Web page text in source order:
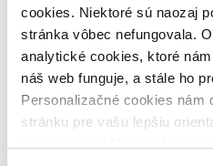
cookies. Niektoré sú naozaj
stránka vôbec nefungovala.
analytické cookies, ktoré
náš web funguje, a stále ho
Personalizačné cookies nám
stránku pre vašu lepšiu
Nové / čítané
nová (0 titulov)
čítaná (0 titulov)čítaná
čítaná - výborný stav (0
čítaná - mierne
opotrebovaná
čítané verzie
vypredaných kníh